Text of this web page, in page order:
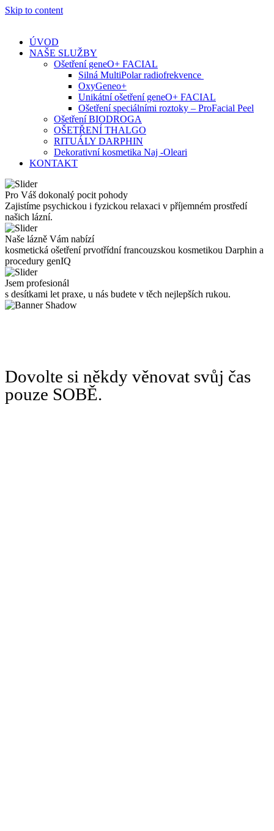
Skip to content
ÚVOD
NAŠE SLUŽBY
Ošetření geneO+ FACIAL
Silná MultiPolar radiofrekvence
OxyGeneo+
Unikátní ošetření geneO+ FACIAL
Ošetření speciálními roztoky – ProFacial Peel
Ošetření BIODROGA
OŠETŘENÍ THALGO
RITUÁLY DARPHIN
Dekorativní kosmetika Naj -Oleari
KONTAKT
Pro Váš dokonalý pocit pohody
Zajistíme psychickou i fyzickou relaxaci v příjemném prostředí
našich lázní.
Naše lázně Vám nabízí
kosmetická ošetření prvotřídní francouzskou kosmetikou Darphin a
procedury genIQ
Jsem profesionál
s desítkami let praxe, u nás budete v těch nejlepších rukou.
Dovolte si někdy věnovat svůj čas
pouze SOBĚ.